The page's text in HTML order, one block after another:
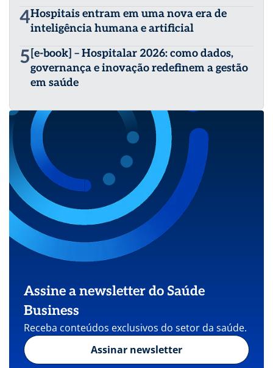
4Hospitais entram em uma nova era de
inteligência humana e artificial
5 [e-book] – Hospitalar 2026: como dados,
governança e inovação redefinem a gestão
em saúde
Assine a newsletter do Saúde
Business
Receba conteúdos exclusivos do setor da saúde.
Assinar newsletter